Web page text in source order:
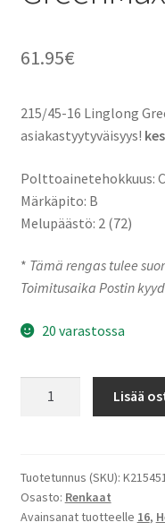
61.95€
215/45-16 Linglong
asiakastyytyväisyys!
Polttoainetehokkuus: C
Märkäpito: B
Melupäästö: 2 (72)
* Tämä rengas tulee
Toimitusaika Postin
20 varastossa
GreenMax
UHP
määrä
Lisää
Tuotetunnus (SKU):
Osasto: Renkaat
Avainsanat tuotteelle 16,